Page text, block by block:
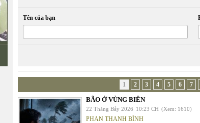
Tên của bạn
1 2 3 4 5 6 7
BÃO Ở VÙNG BIÊN
22 Tháng Bảy 2026 10:23 CH (Xem: 1610)
PHAN THANH BÌNH